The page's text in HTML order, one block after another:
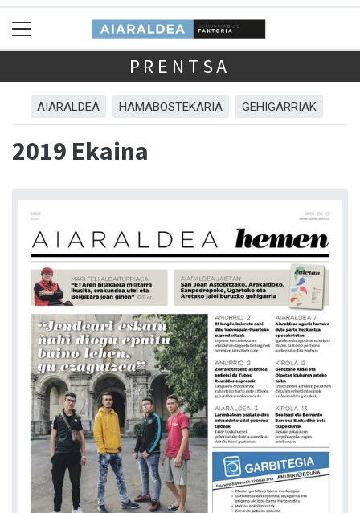
PRENTSA
AIARALDEA HAMABOSTEKARIA GEHIGARRIAK
2019 Ekaina